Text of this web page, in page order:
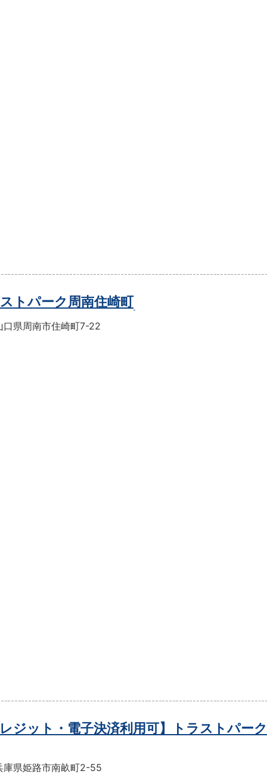
ストパーク周南住崎町
口県周南市住崎町7-22
レジット・電子決済利用可】トラストパー
庫県姫路市南畝町2-55